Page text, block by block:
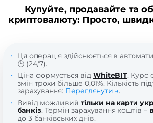
Купуйте, продавайте та
криптовалюту: Просто,
Ця операція здійснюється в
🕒 (24/7).
Ціна формується від WhiteBIT. Курс
змін трохи більше 0,01%. Кількість
зарахування: Переглянути →.
Вивід можливий тільки на карти
банків. Термін зарахування коштів –
до 3 банківських днів.